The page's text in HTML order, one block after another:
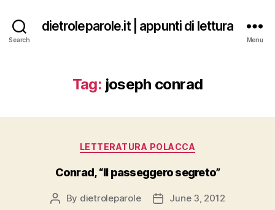
Search
dietroleparole.it | appunti di lettura
Menu
Tag: joseph conrad
Categories
LETTERATURA POLACCA
Conrad, “Il passeggero segreto”
Post
By dietroleparole
PostJune 3, 2012